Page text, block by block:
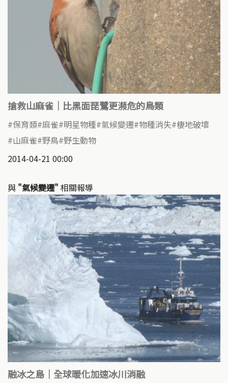
搶救山麻雀│比黑面琵鷺更瀕危的鳥類
保育類 麻雀 明星物種 氣候變遷 物種消失 棲地破壞
山麻雀 野鳥 野生動物
2014-04-21 00:00
與 "氣候變遷" 相關報導
融冰之島｜全球暖化加速冰川消融